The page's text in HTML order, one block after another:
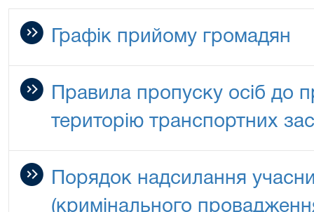
Графік прийому громадян
Правила пропуску осіб до
територію транспортних
Порядок надсилання
(кримінального